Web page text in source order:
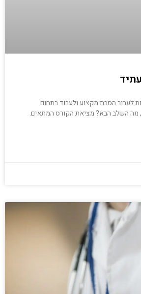
לעבור הסבת מקצוע ולעבוד בתחום
מה השלב הבא? מציאת הקורס המתאים.